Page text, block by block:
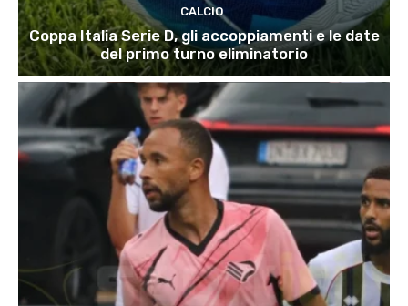
CALCIO
Coppa Italia Serie D, gli accoppiamenti e le date
del primo turno eliminatorio